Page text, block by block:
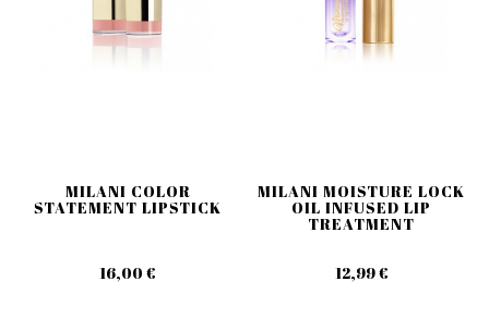
MILANI COLOR
STATEMENT LIPSTICK
16,00 €
MILANI MOISTURE LOCK
OIL INFUSED LIP
TREATMENT
12,99 €